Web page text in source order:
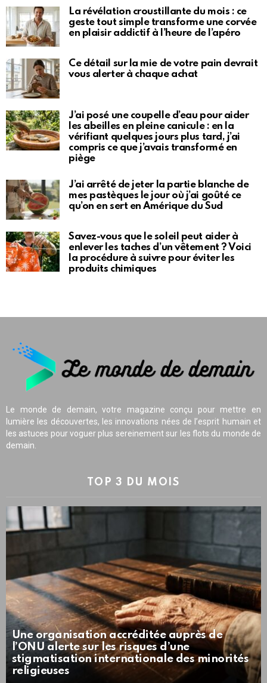
La révélation croustillante du mois : ce
geste tout simple transforme une corvée
en plaisir addictif à l’heure de l’apéro
Ce détail sur la mie de votre pain devrait
vous alerter à chaque achat
J’ai posé une coupelle d’eau pour aider
les abeilles en pleine canicule : en la
vérifiant quelques jours plus tard, j’ai
compris ce que j’avais transformé en
piège
J’ai arrêté de jeter la partie blanche de
mes pastèques le jour où j’ai goûté ce
qu’on en sert en Amérique du Sud
Savez-vous que le soleil peut aider à
enlever les taches d’un vêtement ? Voici
la procédure à suivre pour éviter les
produits chimiques
Le monde de demain, votre magazine conçu pour mettre en
lumière les découvertes, les innovations nées de l’esprit humain et
les astuces pour voguer plus sereinement sur les flots du monde de
demain.
TOP 3 DU MOIS
Une organisation accréditée auprès de
l’ONU alerte sur les risques d’une
stigmatisation internationale des minorités
religieuses